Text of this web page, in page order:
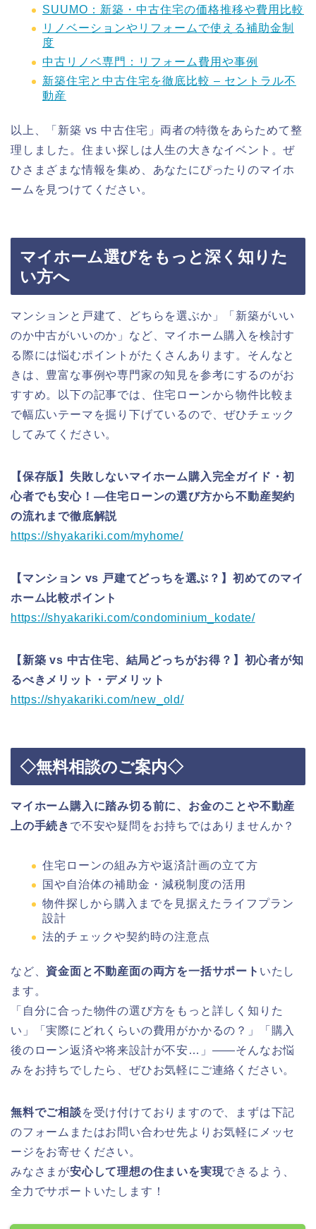
SUUMO：新築・中古住宅の価格推移や費用比較
リノベーションやリフォームで使える補助金制
度
中古リノベ専門：リフォーム費用や事例
新築住宅と中古住宅を徹底比較 – セントラル不
動産
以上、「新築 vs 中古住宅」両者の特徴をあらためて整
理しました。住まい探しは人生の大きなイベント。ぜ
ひさまざまな情報を集め、あなたにぴったりのマイホ
ームを見つけてください。
マイホーム選びをもっと深く知りた
い方へ
マンションと戸建て、どちらを選ぶか」「新築がいい
のか中古がいいのか」など、マイホーム購入を検討す
る際には悩むポイントがたくさんあります。そんなと
きは、豊富な事例や専門家の知見を参考にするのがお
すすめ。以下の記事では、住宅ローンから物件比較ま
で幅広いテーマを掘り下げているので、ぜひチェック
してみてください。
【保存版】失敗しないマイホーム購入完全ガイド・初
心者でも安心！―住宅ローンの選び方から不動産契約
の流れまで徹底解説
https://shyakariki.com/myhome/
【マンション vs 戸建てどっちを選ぶ？】初めてのマイ
ホーム比較ポイント
https://shyakariki.com/condominium_kodate/
【新築 vs 中古住宅、結局どっちがお得？】初心者が知
るべきメリット・デメリット
https://shyakariki.com/new_old/
◇無料相談のご案内◇
マイホーム購入に踏み切る前に、お金のことや不動産
上の手続き で不安や疑問をお持ちではありませんか？
住宅ローンの組み方や返済計画の立て方
国や自治体の補助金・減税制度の活用
物件探しから購入までを見据えたライフプラン
設計
法的チェックや契約時の注意点
など、 資金面と不動産面の両方を一括サポート いたし
ます。
「自分に合った物件の選び方をもっと詳しく知りた
い」「実際にどれくらいの費用がかかるの？」「購入
後のローン返済や将来設計が不安…」――そんなお悩
みをお持ちでしたら、ぜひお気軽にご連絡ください。
無料でご相談を受け付けておりますので、まずは下記
のフォームまたはお問い合わせ先よりお気軽にメッセ
ージをお寄せください。
みなさまが安心して理想の住まいを実現できるよう、
全力でサポートいたします！